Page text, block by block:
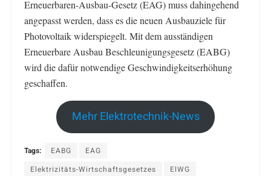
Erneuerbaren-Ausbau-Gesetz (EAG) muss dahingehend
angepasst werden, dass es die neuen Ausbauziele für
Photovoltaik widerspiegelt. Mit dem ausständigen
Erneuerbare Ausbau Beschleunigungsgesetz (EABG)
wird die dafür notwendige Geschwindigkeitserhöhung
geschaffen.
Mehr Elektrotechnik-News
Tags: EABG
EAG
Elektrizitäts-Wirtschaftsgesetzes
ElWG